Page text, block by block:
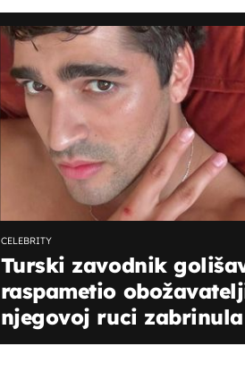
CELEBRITY
Turski zavodnik
raspametio
njegovoj ruci